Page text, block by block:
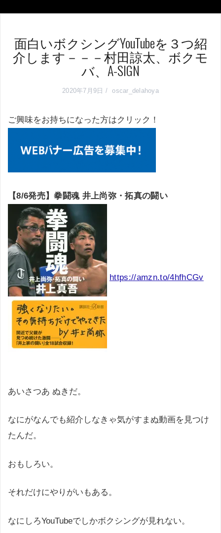
面白いボクシングYouTubeを３つ紹
介します－－－村田諒太、ボクモ
バ、A-SIGN
2020年7月9日 oscar_delahoya
ご興味をお持ちになった方はクリック！
【8/6発売】拳闘魂 井上尚弥・拓真の闘い
https://amzn.to/4hfhCGv
あいさつあ ぬきだ。
なにがなんでも紹介しなきゃ気がすまぬ動画を見つけ
たんだ。
おもしろい。
それだけにやりがいもある。
なにしろYouTubeでしかボクシングが見れない。